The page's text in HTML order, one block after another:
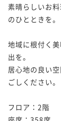
素晴らしいお
のひとときを。
地域に根付く
出を。
居心地の良い
ごしください。
フロア：2階